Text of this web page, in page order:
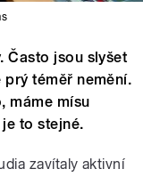
Často jsou slyšet
téměř nemění.
máme mísu
je to stejné.
zavítaly aktivní